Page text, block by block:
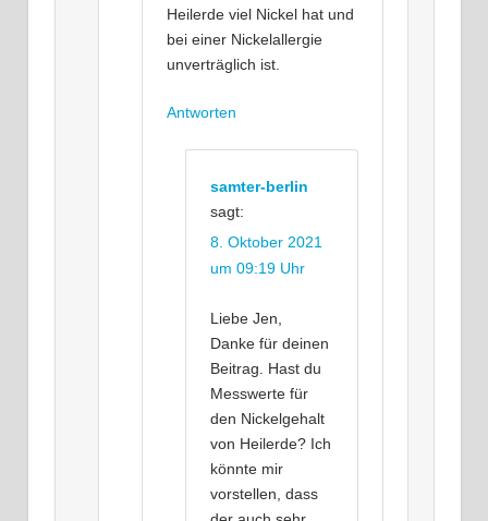
Heilerde viel Nickel hat und
bei einer Nickelallergie
unverträglich ist.
Antworten
samter-berlin
sagt:
8. Oktober 2021
um 09:19 Uhr
Liebe Jen,
Danke für deinen
Beitrag. Hast du
Messwerte für
den Nickelgehalt
von Heilerde? Ich
könnte mir
vorstellen, dass